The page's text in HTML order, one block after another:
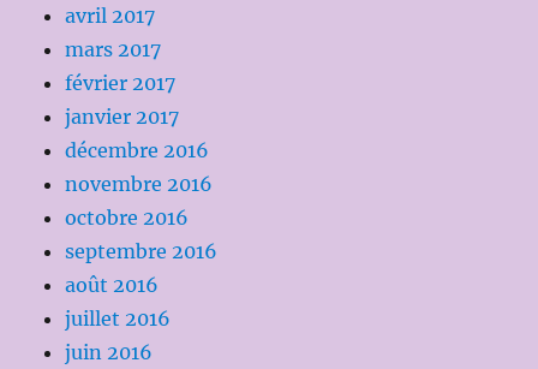
avril 2017
mars 2017
février 2017
janvier 2017
décembre 2016
novembre 2016
octobre 2016
septembre 2016
août 2016
juillet 2016
juin 2016